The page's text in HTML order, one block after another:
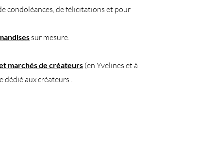
condoléances,defélicitations et pour
sur mesure.
marchés de créateurs (en Yvelines et à
dédié aux créateurs :